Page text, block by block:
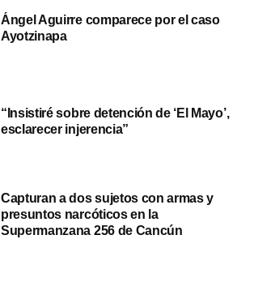
Ángel Aguirre comparece por el caso
Ayotzinapa
“Insistiré sobre detención de ‘El Mayo’,
esclarecer injerencia”
Capturan a dos sujetos con armas y
presuntos narcóticos en la
Supermanzana 256 de Cancún